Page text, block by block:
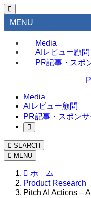
MENU
Media
AIレビュー顧問
PR記事・スポ
Media
AIレビュー顧問
PR記事・スポン
SEARCH
MENU
ホーム
Product Research
Pitch AI Actions –